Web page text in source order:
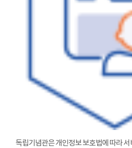
독립기념관은 개인정보 보호법에 따라